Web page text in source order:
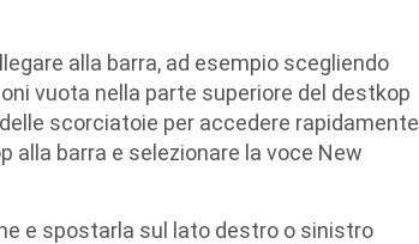
alla barra, ad esempio scegliendo
vuota nella parte superiore del destkop
scorciatoie per accedere rapidamente
alla barra e selezionare la voce New
e spostarla sul lato destro o sinistro